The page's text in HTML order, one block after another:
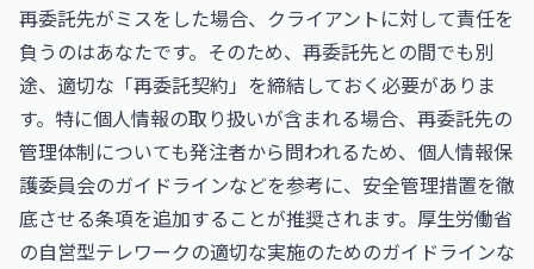
再委託先がミスをした場合、クライアントに対して責任を
負うのはあなたです。そのため、再委託先との間でも別
途、適切な「再委託契約」を締結しておく必要がありま
す。特に個人情報の取り扱いが含まれる場合、再委託先の
管理体制についても発注者から問われるため、 個人情報保
護委員会のガイドラインなどを参考に、安全管理措置を徹
底させる条項を追加することが推奨されます。厚生労働省
の自営型テレワークの適切な実施のためのガイドラインな